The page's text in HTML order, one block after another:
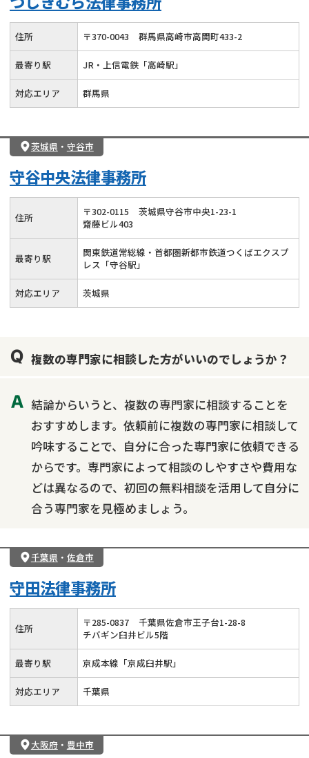
住所 〒370-0043 群馬県高崎市高関町433-2
最寄り駅 JR・上信電鉄「高崎駅」
対応エリア 群馬県
茨城県 ・ 守谷市
守谷中央法律事務所
住所 〒302-0115
茨城県守谷市中央1-23-1
齋藤ビル403
最寄り駅
関東鉄道常総線・首都圏新都市鉄道つくばエクスプ
レス「守谷駅」
対応エリア 茨城県
複数の専門家に相談した方がいいのでしょうか？
結論からいうと、複数の専門家に相談することを
おすすめします。依頼前に複数の専門家に相談して
吟味することで、自分に合った専門家に依頼できる
からです。専門家によって相談のしやすさや費用な
どは異なるので、初回の無料相談を活用して自分に
合う専門家を見極めましょう。
千葉県 ・ 佐倉市
守田法律事務所
住所 〒285-0837
千葉県佐倉市王子台1-28-8
チバギン臼井ビル5階
最寄り駅 京成本線「京成臼井駅」
対応エリア 千葉県
大阪府・ 豊中市